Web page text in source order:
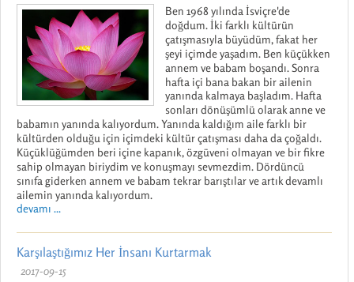
Ben 1968 yılında İsviçre'de
doğdum. İki farklı kültürün
çatışmasıyla büyüdüm, fakat her
şeyi içimde yaşadım. Ben küçükken
annem ve babam boşandı. Sonra
hafta içi bana bakan bir ailenin
yanında kalmaya başladım. Hafta
sonları dönüşümlü olarak anne ve
babamın yanında kalıyordum. Yanında kaldığım aile farklı bir
kültürden olduğu için içimdeki kültür çatışması daha da çoğaldı.
Küçüklüğümden beri içine kapanık, özgüveni olmayan ve bir fikre
sahip olmayan biriydim ve konuşmayı sevmezdim. Dördüncü
sınıfa giderken annem ve babam tekrar barıştılar ve artık devamlı
ailemin yanında kalıyordum.
devamı ...
Karşılaştığımız Her İnsanı Kurtarmak
2017-09-15